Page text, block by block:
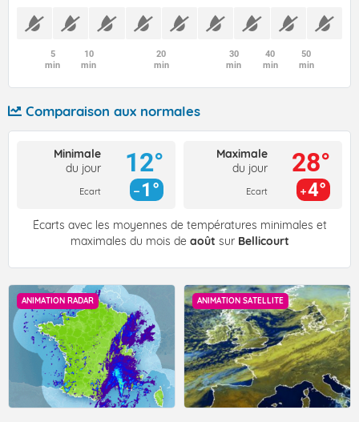
5
min
10
min
20
min
30
min
40
min
50
min
Comparaison aux normales
Minimale
du jour
Ecart
12°
1°
Maximale
du jour
Ecart
28°
4°
Écarts avec les moyennes de températures minimales et
maximales du mois de août sur Bellicourt
ANIMATION RADAR ANIMATION SATELLITE